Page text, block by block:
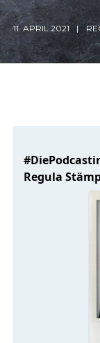
11. APRIL 2021